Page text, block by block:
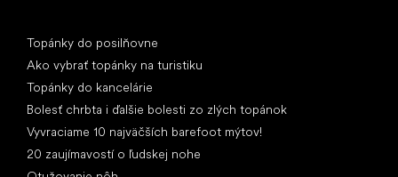
Topánky do posilňovne
Ako vybrať topánky na turistiku
Topánky do kancelárie
Bolesť chrbta i ďalšie bolesti zo zlých topánok
Vyvraciame 10 najväčších barefoot mýtov!
20 zaujímavostí o ľudskej nohe